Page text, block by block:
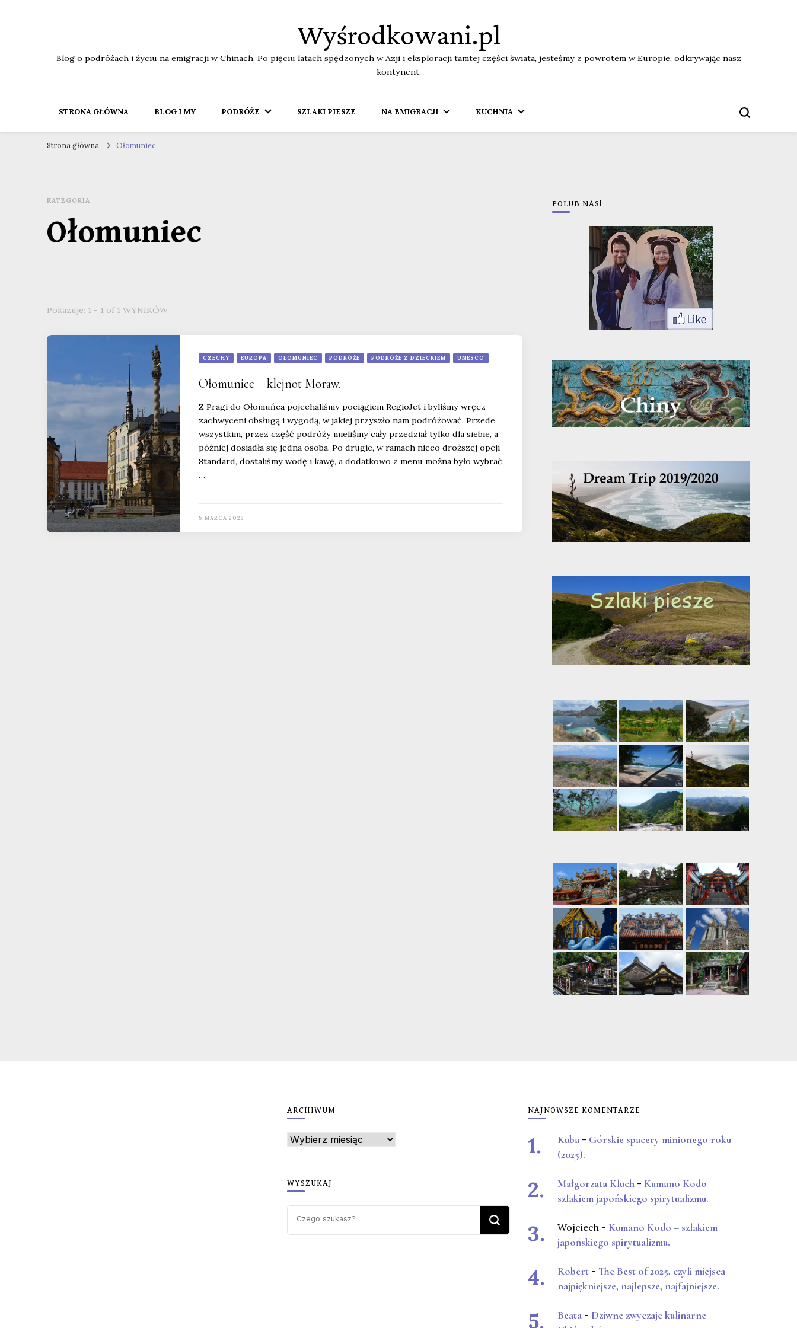
Wyśrodkowani.pl
Blog o podróżach i życiu na emigracji w Chinach. Po pięciu latach spędzonych w Azji i eksploracji tamtej części świata, jesteśmy z powrotem w Europie, odkrywając nasz
kontynent.
STRONA GŁÓWNA BLOG I MY PODRÓŻE SZLAKI PIESZE NA EMIGRACJI KUCHNIA
Strona główna Ołomuniec
KATEGORIA
Ołomuniec
Pokazuje: 1 - 1 of 1 WYNIKÓW
CZECHY EUROPA OŁOMUNIEC PODRÓŻE PODRÓŻE Z DZIECKIEM UNESCO
Ołomuniec – klejnot Moraw.
Z Pragi do Ołomuńca pojechaliśmy pociągiem RegioJet i byliśmy wręcz
zachwyceni obsługą i wygodą, w jakiej przyszło nam podróżować. Przede
wszystkim, przez część podróży mieliśmy cały przedział tylko dla siebie, a
później dosiadła się jedna osoba. Po drugie, w ramach nieco droższej opcji
Standard, dostaliśmy wodę i kawę, a dodatkowo z menu można było wybrać
…
5 MARCA 2023
POLUB NAS!
ARCHIWUM
Archiwum
WYSZUKAJ
czegoś?
NAJNOWSZE KOMENTARZE
Kuba - Górskie spacery minionego roku
(2025).
Małgorzata Kluch - Kumano Kodo –
szlakiem japońskiego spirytualizmu.
Wojciech - Kumano Kodo – szlakiem
japońskiego spirytualizmu.
Robert- The Best of 2025, czyli miejsca
najpiękniejsze, najlepsze, najfajniejsze.
Beata - Dziwne zwyczaje kulinarne